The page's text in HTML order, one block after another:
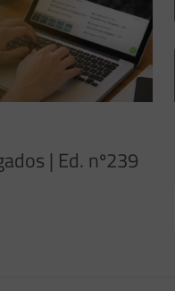
| Ed. nº239